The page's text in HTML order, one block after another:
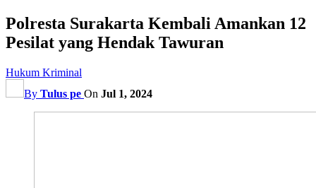
Polresta Surakarta Kembali Amankan 12
Pesilat yang Hendak Tawuran
Hukum Kriminal
By Tulus pe On Jul 1, 2024